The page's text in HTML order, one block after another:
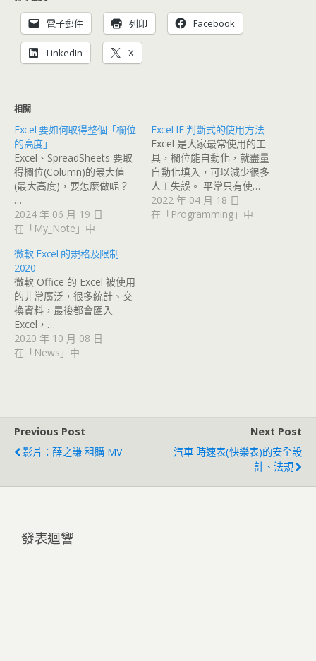
電子郵件 列印 Facebook
LinkedIn X
相關
Excel 要如何取得整個「欄位
的高度」
Excel、SpreadSheets 要取
得欄位(Column)的最大值
(最大高度)，要怎麼做呢？
…
2024 年 06 月 19 日
在「My_Note」中
Excel IF 判斷式的使用方法
Excel 是大家最常使用的工
具，欄位能自動化，就盡量
自動化填入，可以減少很多
人工失誤。 平常只有使…
2022 年 04 月 18 日
在「Programming」中
微軟 Excel 的規格及限制 -
2020
微軟 Office 的 Excel 被使用
的非常廣泛，很多統計、交
換資料，最後都會匯入
Excel，…
2020 年 10 月 08 日
在「News」中
Previous Post
影片：薛之謙 租購 MV
Next Post
汽車 時速表(快樂表)的安全設
計、法規
發表迴響